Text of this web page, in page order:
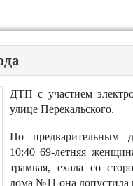
ДТП с участием
улице Перекальского.
По предварительным
10:40 69-летняя
трамвая, ехала со
дома №11 она допустила